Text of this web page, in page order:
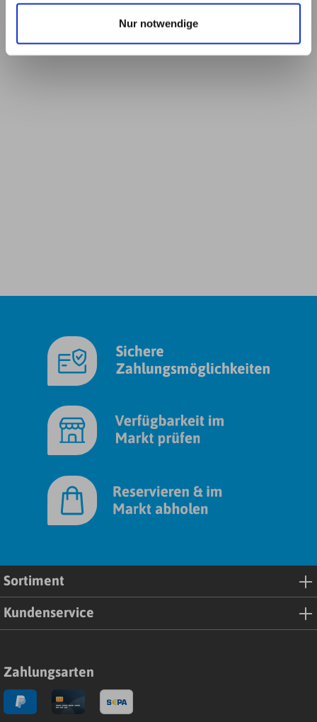
Datenschutzerklärung. Link zu
unsererDatenschutzerklärung. Link zumImpressum.
Nur notwendige
Sortiment
Kundenservice
Zahlungsarten